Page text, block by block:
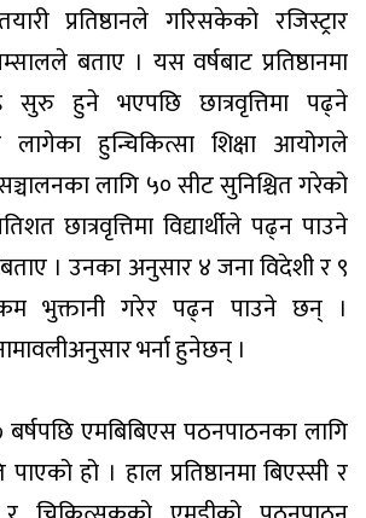
प्रतिष्ठानले गरिसकेको रजिस्ट्रार
बताए । यस वर्षबाट प्रतिष्ठानमा
सुरु हुने भएपछि छात्रवृत्तिमा पढ्ने
लागेका हुन्चिकित्सा शिक्षा आयोगले
लागि ५० सीट सुनिश्चित गरेको
छात्रवृत्तिमा विद्यार्थीले पढ्न पाउने
बताए । उनका अनुसार ४ जना विदेशी र ९
भुक्तानी गरेर पढ्न पाउने छन् ।
भर्ना हुनेछन् ।
बर्षपछि एमबिबिएस पठनपाठनका लागि
हो । हाल प्रतिष्ठानमा बिएस्सी र